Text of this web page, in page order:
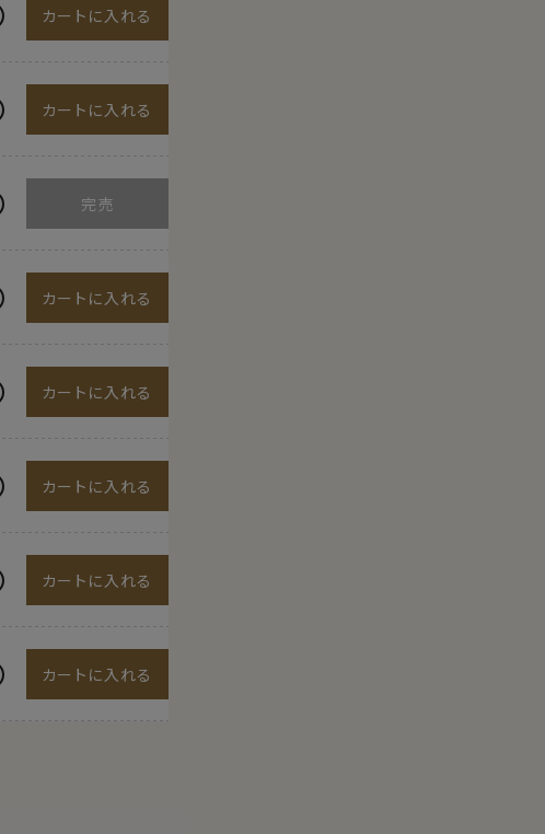
カートに入れる
カートに入れる
カートに入れる
カートに入れる
カートに入れる
カートに入れる
カートに入れる